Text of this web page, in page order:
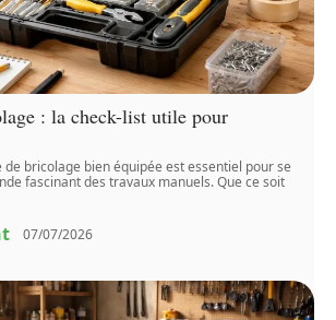
: la check-list utile pour
bricolage bien équipée est essentiel pour se
fascinant des travaux manuels. Que ce soit
07/07/2026